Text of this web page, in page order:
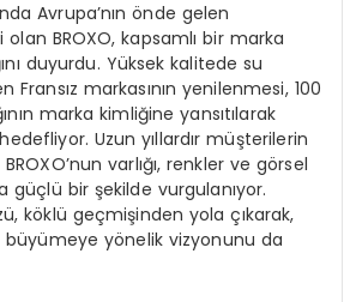
Avrupa’nın önde gelen
BROXO, kapsamlı bir marka
duyurdu. Yüksek kalitede su
Fransız markasının yenilenmesi, 100
marka kimliğine yansıtılarak
Uzun yıllardır müşterilerin
varlığı, renkler ve görsel
güçlü bir şekilde vurgulanıyor.
köklü geçmişinden yola çıkarak,
büyümeye yönelik vizyonunu da